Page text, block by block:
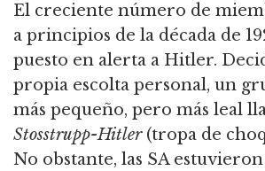
El creciente número de
a principios de la década de
puesto en alerta a Hitler.
propia escolta personal, un
más pequeño, pero más leal
Stosstrupp-Hitler(tropa de
No obstante, las SA